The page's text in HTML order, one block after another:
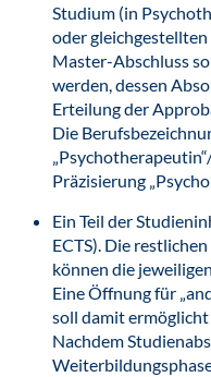
Studium (in
oder
Master-Abschluss
werden, dessen
Erteilung der
Die
Präzisierung
Ein Teil der
ECTS). Die
können die
Eine Öffnung für
soll damit
Nachdem